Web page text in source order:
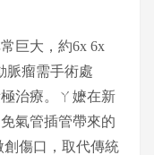
巨大，約6x 6x
脈瘤需手術處
治療。ㄚ嬷在新
氣管插管帶來的
創傷口，取代傳統